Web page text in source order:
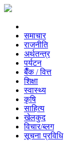
समाचार
राजनीति
अर्थतन्त्र
पर्यटन
बैँक / वित्त
शिक्षा
स्वास्थ्य
कृषि
साहित्य
खेलकुद
विचार/ब्लग
सूचना प्रविधि